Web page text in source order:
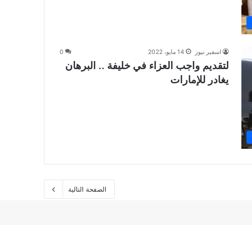
اسفير نيوز 14 مايو، 2022 0
لتقديم واجب العزاء في خليفة .. البرهان
يغادر للإمارات
الصفحة التالية